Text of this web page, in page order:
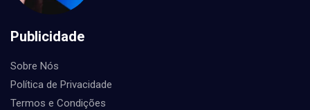
Publicidade
Sobre Nós
Política de Privacidade
Termos e Condições